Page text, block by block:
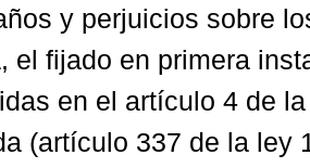
y perjuicios sobre
el fijado en primera
en el artículo 4 de
(artículo 337 de la ley